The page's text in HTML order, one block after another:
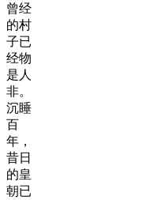
曾经
的村
子已
经物
是人
非。
沉睡
百
年，
昔日
的皇
朝已